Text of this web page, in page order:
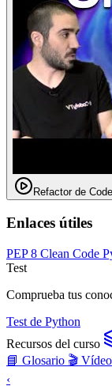
Refactor de
Enlaces útiles
PEP 8 Clean Code
Test
Comprueba tus
Test de Python
Recursos del curso
📘 Glosario 🎬
‹